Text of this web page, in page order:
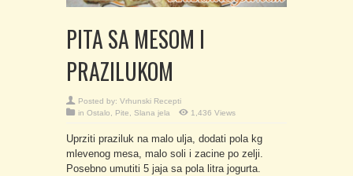
PITA SA MESOM I
PRAZILUKOM
Posted by: Vrhunski Recepti
in Ostalo Pite Slana jela 1,436 Views
Uprziti praziluk na malo ulja, dodati pola kg
mlevenog mesa, malo soli i zacine po zelji.
Posebno umutiti 5 jaja sa pola litra jogurta.